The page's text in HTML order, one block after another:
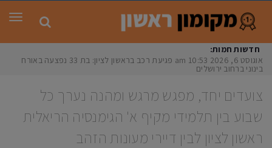
חדשות חמות:
אוגוסט 6, 2026
10:53 am פגיעת רכב בראשון לציון: בת 33 נפצעה באורח
בינוני ברחוב ירושלים
צועדים יחד, מפגש מרגש ומהנה נערך כל
שבוע בין תלמידי מקיף א' הגימנסיה הריאלית
ראשון לציון לבין דיירי מעונות הזהב